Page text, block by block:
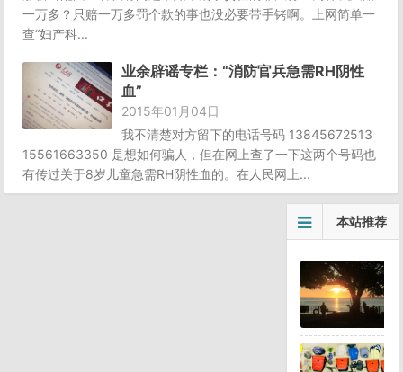
一万多？只赔一万多罚个款的事也没必要带手铐啊。上网简单一
查“妇产科...
业余辟谣专栏：“消防官兵急需RH阴性
血”
2015年01月04日
我不清楚对方留下的电话号码 13845672513
15561663350 是想如何骗人，但在网上查了一下这两个号码也
有传过关于8岁儿童急需RH阴性血的。在人民网上...
本站推荐